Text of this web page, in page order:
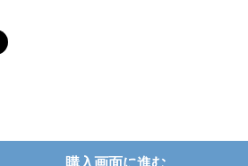
購入画面に進む